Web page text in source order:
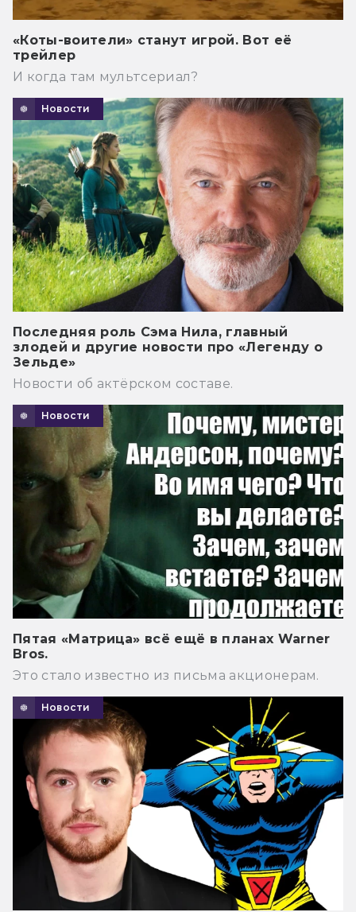
«Коты-воители» станут игрой. Вот её
трейлер
И когда там мультсериал?
Новости
Последняя роль Сэма Нила, главный
злодей и другие новости про «Легенду о
Зельде»
Новости об актёрском составе.
Новости
Пятая «Матрица» всё ещё в планах Warner
Bros.
Это стало известно из письма акционерам.
Новости